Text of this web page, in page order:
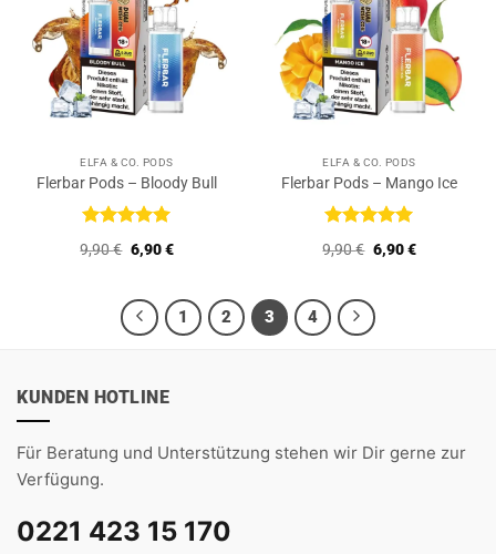
ELFA & CO. PODS
Flerbar Pods – Bloody Bull
Bewertet
mit 5 von
9,90€ Ursprünglicher
Preis
6,90€Aktueller
ELFA & CO. PODS
Flerbar Pods – Mango Ice
Bewertet
mit 5 von
9,90€ Ursprünglicher
Preis
6,90€Aktueller
1 2 3 4
KUNDEN HOTLINE
Für Beratung und Unterstützung stehen wir Dir gerne zur
Verfügung.
0221 423 15 170